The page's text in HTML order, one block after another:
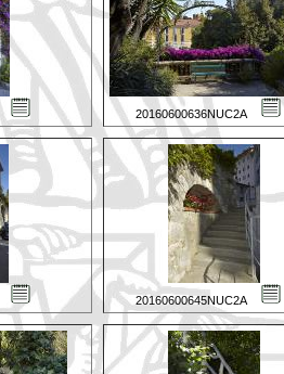
20160600636NUC2A
20160600645NUC2A